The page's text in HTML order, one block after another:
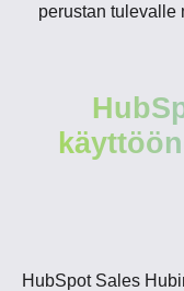
perustan tulevalle
HubSpot Sales